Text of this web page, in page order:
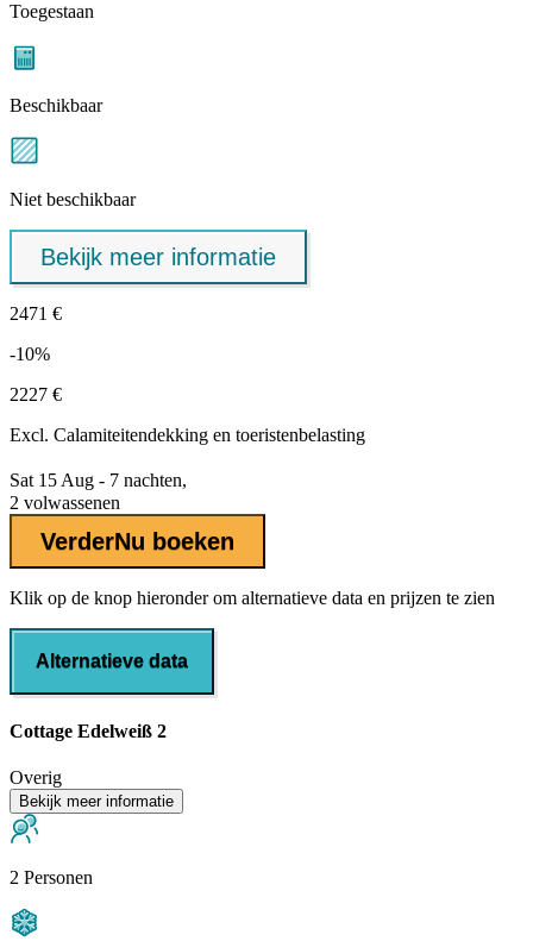
Toegestaan
Beschikbaar
Niet beschikbaar
Bekijk meer informatie
2471 €
-10%
2227 €
Excl. Calamiteitendekking en toeristenbelasting
Sat 15 Aug - 7 nachten,
2 volwassenen
VerderNu boeken
Klik op de knop hieronder om alternatieve data en prijzen te zien
Alternatieve data
Cottage Edelweiß 2
Overig
Bekijk meer informatie
2 Personen